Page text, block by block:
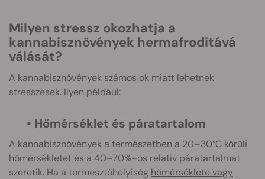
Milyen stressz okozhatja a
kannabisznövények hermafroditává
válását?
A kannabisznövények számos ok miatt lehetnek
stresszesek. Ilyen például:
• Hőmérséklet és páratartalom
A kannabisznövények a természetben a 20–30°C körüli
hőmérsékletet és a 40–70%-os relatív páratartalmat
szeretik. Ha a termesztőhelyiség hőmérséklete vagy